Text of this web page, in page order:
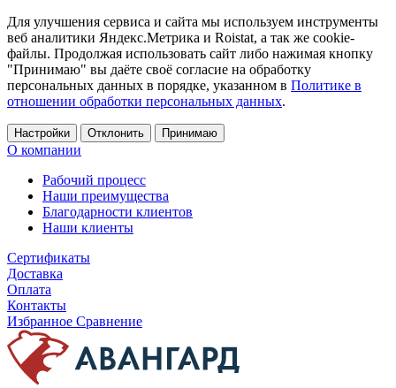
Для улучшения сервиса и сайта мы используем инструменты
веб аналитики Яндекс.Метрика и Roistat, а так же cookie-
файлы. Продолжая использовать сайт либо нажимая кнопку
"Принимаю" вы даёте своё согласие на обработку
персональных данных в порядке, указанном в Политике в
отношении обработки персональных данных.
Настройки Отклонить Принимаю
О компании
Рабочий процесс
Наши преимущества
Благодарности клиентов
Наши клиенты
Сертификаты
Доставка
Оплата
Контакты
Избранное Сравнение